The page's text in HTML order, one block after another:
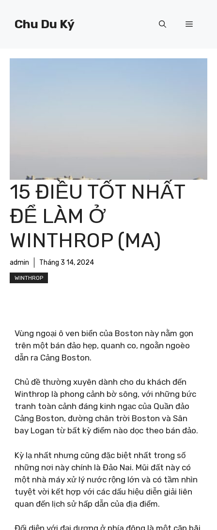
Chu Du Ký Menu
15 ĐIỀU TỐT NHẤT
ĐỂ LÀM Ở
WINTHROP (MA)
admin Tháng 3 14, 2024
WINTHROP
Vùng ngoại ô ven biển của Boston này nằm gọn
trên một bán đảo hẹp, quanh co, ngoằn ngoèo
dẫn ra Cảng Boston.
Chủ đề thường xuyên dành cho du khách đến
Winthrop là phong cảnh bờ sông, với những bức
tranh toàn cảnh đáng kinh ngạc của Quần đảo
Cảng Boston, đường chân trời Boston và Sân
bay Logan từ bất kỳ điểm nào dọc theo bán đảo.
Kỳ lạ nhất nhưng cũng đặc biệt nhất trong số
những nơi này chính là Đảo Nai. Mũi đất này có
một nhà máy xử lý nước rộng lớn và có tầm nhìn
tuyệt vời kết hợp với các dấu hiệu diễn giải liên
quan đến lịch sử hấp dẫn của địa điểm.
Đối diện với đại dương ở phía đông là một cặp bãi